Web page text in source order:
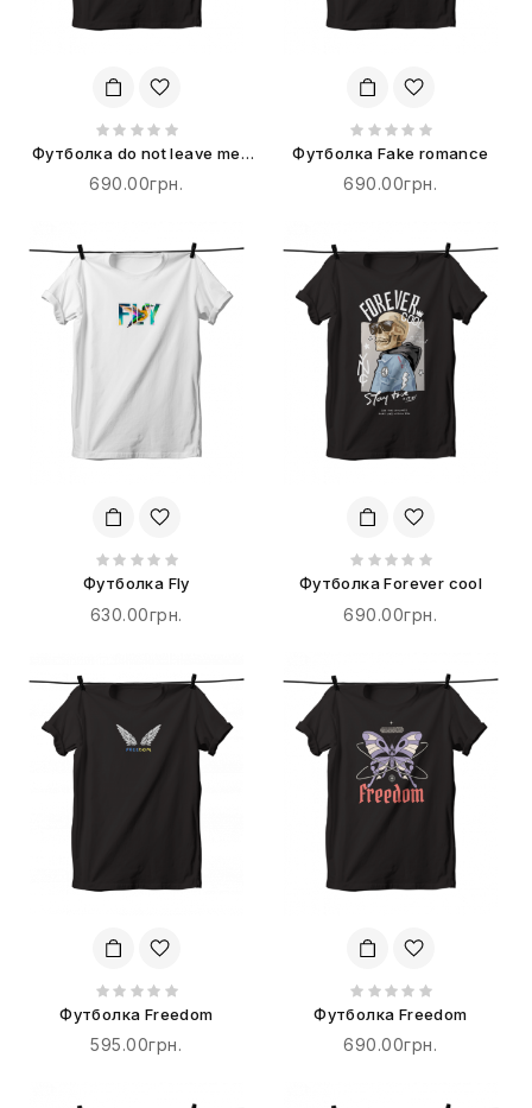
Футболка do not leave me
alone
690.00грн.
Футболка Fake romance
690.00грн.
Футболка Fly
630.00грн.
Футболка Forever cool
690.00грн.
Футболка Freedom
595.00грн.
Футболка Freedom
690.00грн.